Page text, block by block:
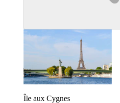
Île aux Cygnes